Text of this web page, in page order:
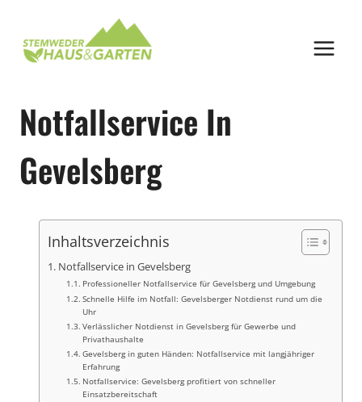
springen
Notfallservice In
Gevelsberg
Inhaltsverzeichnis
Notfallservice in Gevelsberg
Professioneller Notfallservice für Gevelsberg und Umgebung
Schnelle Hilfe im Notfall: Gevelsberger Notdienst rund um die
Uhr
Verlässlicher Notdienst in Gevelsberg für Gewerbe und
Privathaushalte
Gevelsberg in guten Händen: Notfallservice mit langjähriger
Erfahrung
Notfallservice: Gevelsberg profitiert von schneller
Einsatzbereitschaft